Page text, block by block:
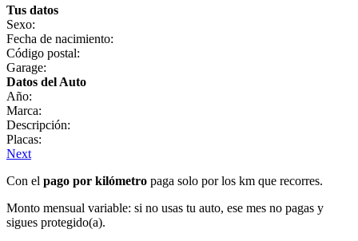
Tus datos
Sexo:
Fecha de nacimiento:
Código postal:
Garage:
Datos del Auto
Año:
Marca:
Descripción:
Placas:
Next
Con el pago por kilómetro paga solo por los km que recorres.
Monto mensual variable: si no usas tu auto, ese mes no pagas y
sigues protegido(a).